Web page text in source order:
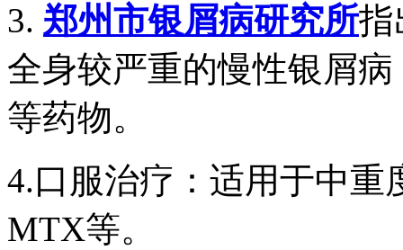
3. 郑州市银屑病研究所指
全身较严重的慢性银屑
等药物。
4.口服治疗：适用于中重
MTX等。